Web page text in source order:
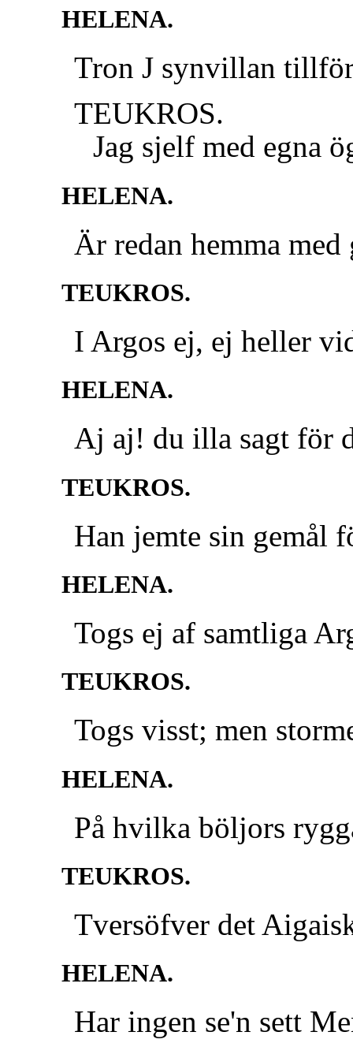
HELENA.
Tron J synvillan
TEUKROS.
Jag sjelf med egna
HELENA.
Är redan hemma med
TEUKROS.
I Argos ej, ej heller
HELENA.
Aj aj! du illa sagt för
TEUKROS.
Han jemte sin gemål
HELENA.
Togs ej af samtliga
TEUKROS.
Togs visst; men
HELENA.
På hvilka böljors
TEUKROS.
Tversöfver det
HELENA.
Har ingen se'n sett